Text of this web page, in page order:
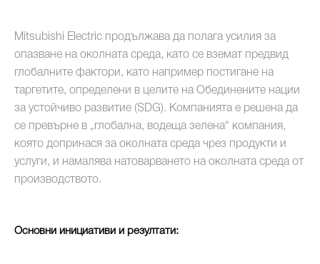
Mitsubishi Electric продължава да полага усилия за
опазване на околната среда, като се вземат предвид
глобалните фактори, като например постигане на
таргетите, определени в целите на Обединените нации
за устойчиво развитие (SDG). Компанията е решена да
се превърне в „глобална, водеща зелена“ компания,
която допринася за околната среда чрез продукти и
услуги, и намалява натоварването на околната среда от
производството.
Основни инициативи и резултати: